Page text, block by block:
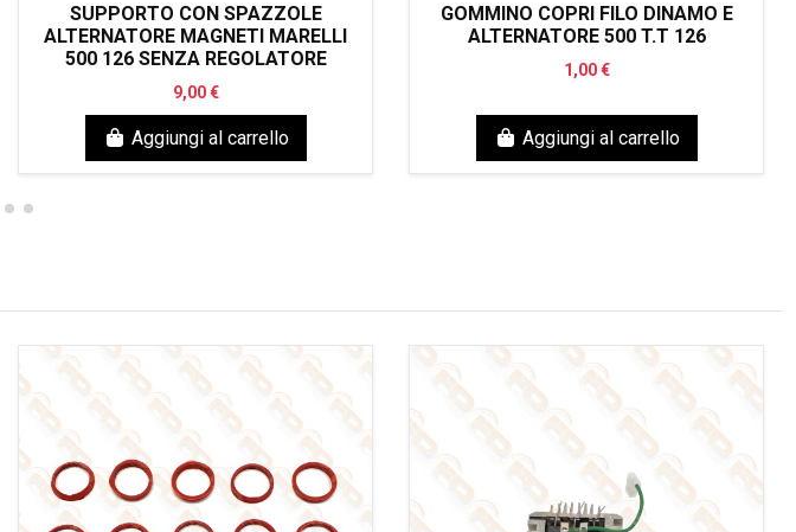
SUPPORTO CON SPAZZOLE
ALTERNATORE MAGNETI MARELLI
500 126 SENZA REGOLATORE
9,00 €
Aggiungi al carrello
GOMMINO COPRI FILO DINAMO E
ALTERNATORE 500 T.T 126
1,00 €
Aggiungi al carrello